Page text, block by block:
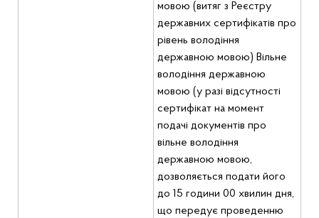
мовою (витяг з Реєстру
державних сертифікатів про
рівень володіння
державною мовою) Вільне
володіння державною
мовою (у разі відсутності
сертифікат на момент
подачі документів про
вільне володіння
державною мовою,
дозволяється подати його
до 15 години 00 хвилин дня,
що передує проведенню